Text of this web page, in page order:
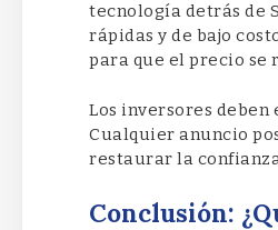
tecnología detrás de
rápidas y de bajo
para que el precio se
Los inversores deben
Cualquier anuncio
restaurar la
Conclusión: